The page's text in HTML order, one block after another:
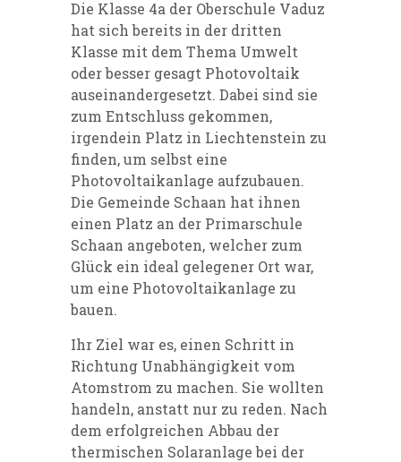
Die Klasse 4a der Oberschule Vaduz
hat sich bereits in der dritten
Klasse mit dem Thema Umwelt
oder besser gesagt Photovoltaik
auseinandergesetzt. Dabei sind sie
zum Entschluss gekommen,
irgendein Platz in Liechtenstein zu
finden, um selbst eine
Photovoltaikanlage aufzubauen.
Die Gemeinde Schaan hat ihnen
einen Platz an der Primarschule
Schaan angeboten, welcher zum
Glück ein ideal gelegener Ort war,
um eine Photovoltaikanlage zu
bauen.
Ihr Ziel war es, einen Schritt in
Richtung Unabhängigkeit vom
Atomstrom zu machen. Sie wollten
handeln, anstatt nur zu reden. Nach
dem erfolgreichen Abbau der
thermischen Solaranlage bei der